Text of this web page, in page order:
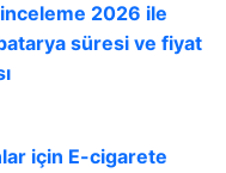
2026 ile
süresi ve fiyat
için E-cigarete